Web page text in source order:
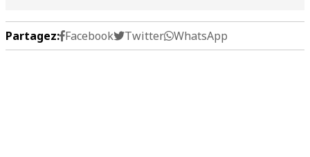
Partagez: Facebook Twitter WhatsApp